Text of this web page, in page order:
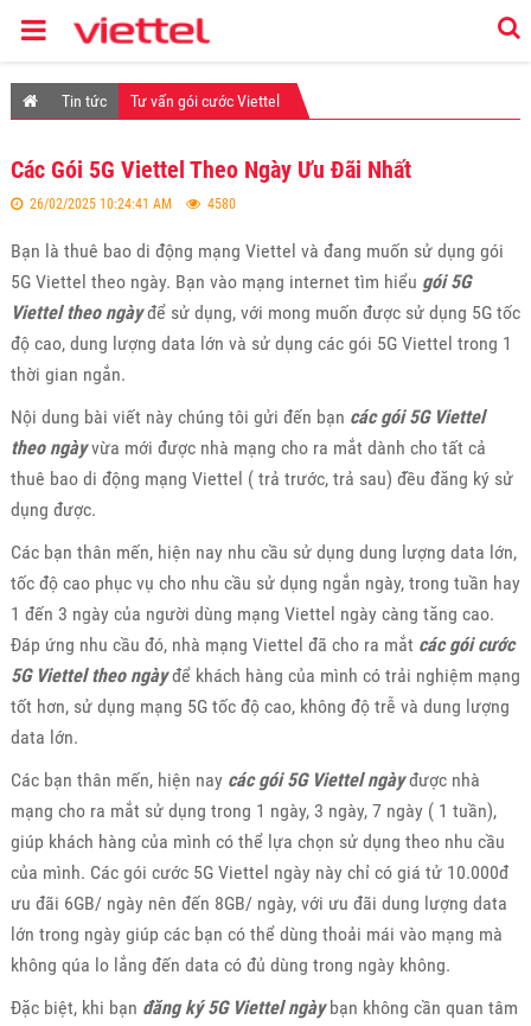
Tin tức Tư vấn gói cước Viettel
Các Gói 5G Viettel Theo Ngày Ưu Đãi Nhất
26/02/2025 10:24:41 AM 4580
Bạn là thuê bao di động mạng Viettel và đang muốn sử dụng gói
5G Viettel theo ngày. Bạn vào mạng internet tìm hiểu gói 5G
Viettel theo ngàyđể sử dụng, với mong muốn được sử dụng 5G tốc
độ cao, dung lượng data lớn và sử dụng các gói 5G Viettel trong 1
thời gian ngắn.
Nội dung bài viết này chúng tôi gửi đến bạn các gói 5G Viettel
theo ngàyvừa mới được nhà mạng cho ra mắt dành cho tất cả
thuê bao di động mạng Viettel ( trả trước, trả sau) đều đăng ký sử
dụng được.
Các bạn thân mến, hiện nay nhu cầu sử dụng dung lượng data lớn,
tốc độ cao phục vụ cho nhu cầu sử dụng ngắn ngày, trong tuần hay
1 đến 3 ngày của người dùng mạng Viettel ngày càng tăng cao.
Đáp ứng nhu cầu đó, nhà mạng Viettel đã cho ra mắt các gói cước
5G Viettel theo ngàyđể khách hàng của mình có trải nghiệm mạng
tốt hơn, sử dụng mạng 5G tốc độ cao, không độ trễ và dung lượng
data lớn.
Các bạn thân mến, hiện nay các gói 5G Viettel ngàyđược nhà
mạng cho ra mắt sử dụng trong 1 ngày, 3 ngày, 7 ngày ( 1 tuần),
giúp khách hàng của mình có thể lựa chọn sử dụng theo nhu cầu
của mình. Các gói cước 5G Viettel ngày này chỉ có giá tử 10.000đ
ưu đãi 6GB/ ngày nên đến 8GB/ ngày, với ưu đãi dung lượng data
lớn trong ngày giúp các bạn có thể dùng thoải mái vào mạng mà
không qúa lo lắng đến data có đủ dùng trong ngày không.
Đặc biệt, khi bạn đăng ký 5G Viettel ngàybạn không cần quan tâm